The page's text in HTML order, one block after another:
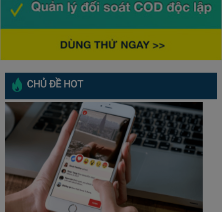
CHỦ ĐỀ HOT